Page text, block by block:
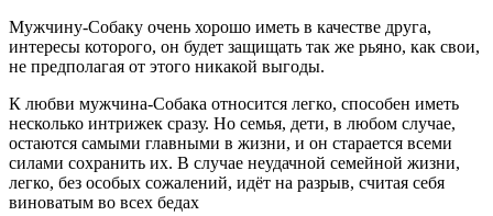
Мужчину-Собаку очень хорошо иметь в качестве друга,
интересы которого, он будет защищать так же рьяно, как свои,
не предполагая от этого никакой выгоды.
К любви мужчина-Собака относится легко, способен иметь
несколько интрижек сразу. Но семья, дети, в любом случае,
остаются самыми главными в жизни, и он старается всеми
силами сохранить их. В случае неудачной семейной жизни,
легко, без особых сожалений, идёт на разрыв, считая себя
виноватым во всех бедах